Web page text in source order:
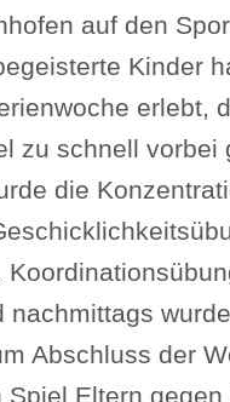
auf den
Kinder
erlebt,
zu schnell vorbei
die
nachmittags
Abschluss der
Spiel Eltern gegen